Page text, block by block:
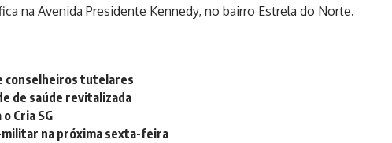
na Avenida Presidente Kennedy, no bairro Estrela do Norte.
conselheiros tutelares
de saúde revitalizada
Cria SG
militar na próxima sexta-feira